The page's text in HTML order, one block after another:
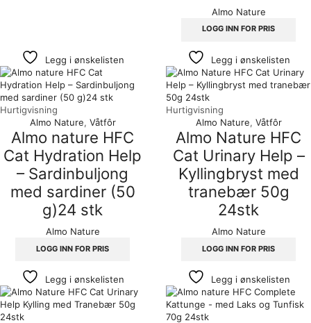
Almo Nature
LOGG INN FOR PRIS
Legg i ønskelisten
Hurtigvisning
Almo Nature, Våtfôr
Almo nature HFC
Cat Hydration Help
– Sardinbuljong
med sardiner (50
g)24 stk
Almo Nature
LOGG INN FOR PRIS
Legg i ønskelisten
Hurtigvisning
Almo Nature, Våtfôr
Almo Nature HFC
Cat Urinary Help –
Kyllingbryst med
tranebær 50g
24stk
Almo Nature
LOGG INN FOR PRIS
Legg i ønskelisten Legg i ønskelisten